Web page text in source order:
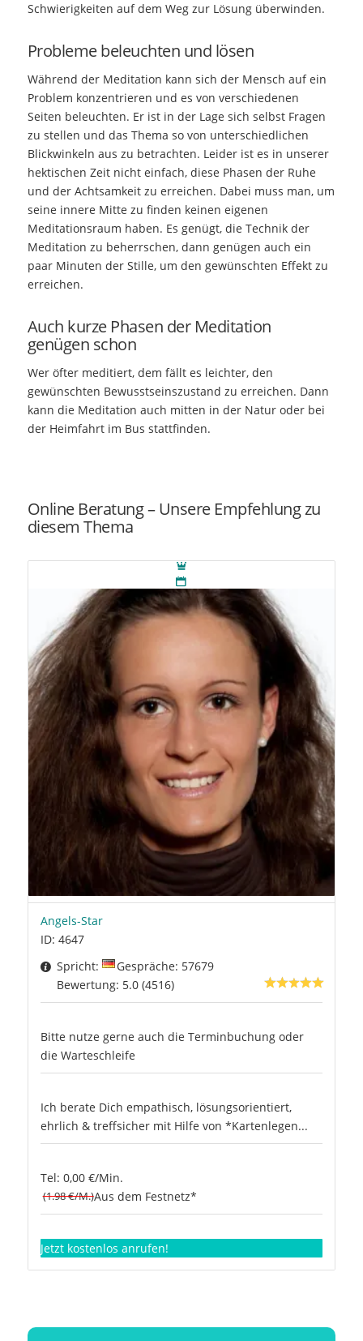
Schwierigkeiten auf dem Weg zur Lösung überwinden.
Probleme beleuchten und lösen
Während der Meditation kann sich der Mensch auf ein
Problem konzentrieren und es von verschiedenen
Seiten beleuchten. Er ist in der Lage sich selbst Fragen
zu stellen und das Thema so von unterschiedlichen
Blickwinkeln aus zu betrachten. Leider ist es in unserer
hektischen Zeit nicht einfach, diese Phasen der Ruhe
und der Achtsamkeit zu erreichen. Dabei muss man, um
seine innere Mitte zu finden keinen eigenen
Meditationsraum haben. Es genügt, die Technik der
Meditation zu beherrschen, dann genügen auch ein
paar Minuten der Stille, um den gewünschten Effekt zu
erreichen.
Auch kurze Phasen der Meditation
genügen schon
Wer öfter meditiert, dem fällt es leichter, den
gewünschten Bewusstseinszustand zu erreichen. Dann
kann die Meditation auch mitten in der Natur oder bei
der Heimfahrt im Bus stattfinden.
Online Beratung – Unsere Empfehlung zu
diesem Thema
Angels-Star
ID: 4647
Spricht:
Gespräche: 57679
Bewertung: 5.0 (4516)
Bitte nutze gerne auch die Terminbuchung oder
die Warteschleife
Ich berate Dich empathisch, lösungsorientiert,
ehrlich & treffsicher mit Hilfe von *Kartenlegen...
Tel: 0,00 €/Min.
(1.98 €/M.)Aus dem Festnetz*
Jetzt kostenlos anrufen!